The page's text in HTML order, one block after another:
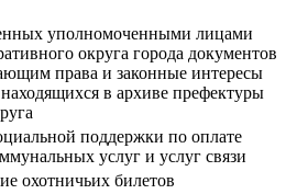
уполномоченными лицами
округа города документов
права и законные интересы
в архиве префектуры
поддержки по оплате
услуг и услуг связи
охотничьих билетов